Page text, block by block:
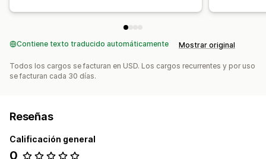
Contiene texto traducido automáticamente Mostrar original
Todos los cargos se facturan en USD. Los cargos recurrentes y por uso
se facturan cada 30 días.
Reseñas
Calificación general
0